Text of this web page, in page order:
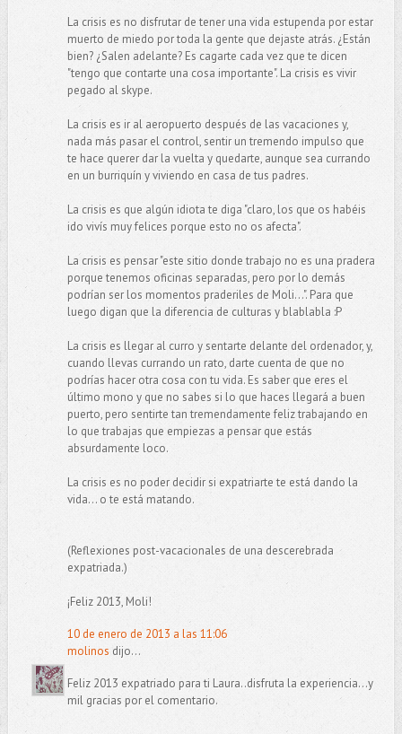
La crisis es no disfrutar de tener una vida estupenda por estar
muerto de miedo por toda la gente que dejaste atrás. ¿Están
bien? ¿Salen adelante? Es cagarte cada vez que te dicen
"tengo que contarte una cosa importante". La crisis es vivir
pegado al skype.
La crisis es ir al aeropuerto después de las vacaciones y,
nada más pasar el control, sentir un tremendo impulso que
te hace querer dar la vuelta y quedarte, aunque sea currando
en un burriquín y viviendo en casa de tus padres.
La crisis es que algún idiota te diga "claro, los que os habéis
ido vivís muy felices porque esto no os afecta".
La crisis es pensar "este sitio donde trabajo no es una pradera
porque tenemos oficinas separadas, pero por lo demás
podrían ser los momentos praderiles de Moli...". Para que
luego digan que la diferencia de culturas y blablabla :P
La crisis es llegar al curro y sentarte delante del ordenador, y,
cuando llevas currando un rato, darte cuenta de que no
podrías hacer otra cosa con tu vida. Es saber que eres el
último mono y que no sabes si lo que haces llegará a buen
puerto, pero sentirte tan tremendamente feliz trabajando en
lo que trabajas que empiezas a pensar que estás
absurdamente loco.
La crisis es no poder decidir si expatriarte te está dando la
vida... o te está matando.
(Reflexiones post-vacacionales de una descerebrada
expatriada.)
¡Feliz 2013, Moli!
10 de enero de 2013 a las 11:06
molinos dijo...
Feliz 2013 expatriado para ti Laura..disfruta la experiencia...y
mil gracias por el comentario.